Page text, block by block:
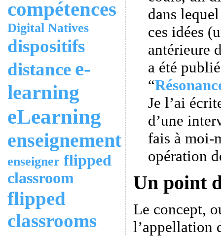
compétences
Digital Natives
dispositifs
distance e-
learning
eLearning
enseignement
enseigner flipped
classroom
flipped
classrooms
dans
ces idées
antérieure
a été
“
Je l’ai
d’une
fais à moi-
opération
Un point
Le concept,
l’appellation